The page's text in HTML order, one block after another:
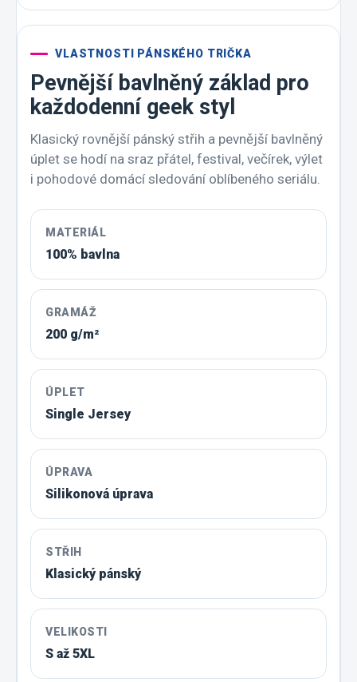
VLASTNOSTI PÁNSKÉHO TRIČKA
Pevnější bavlněný základ pro
každodenní geek styl
Klasický rovnější pánský střih a pevnější bavlněný
úplet se hodí na sraz přátel, festival, večírek, výlet
i pohodové domácí sledování oblíbeného seriálu.
MATERIÁL
100% bavlna
GRAMÁŽ
200 g/m²
ÚPLET
Single Jersey
ÚPRAVA
Silikonová úprava
STŘIH
Klasický pánský
VELIKOSTI
S až 5XL